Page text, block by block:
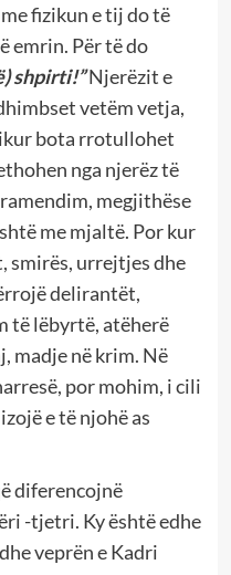
fizikun e tij do të
emrin. Për të do
shpirti!”Njerëzit e
vetëm vetja,
bota rrotullohet
nga njerëz të
megjithëse
me mjaltë. Por kur
smirës, urrejtjes dhe
delirantët,
të lëbyrtë, atëherë
madje në krim. Në
por mohim, i cili
e të njohë as
diferencojnë
-tjetri. Ky është edhe
veprën e Kadri